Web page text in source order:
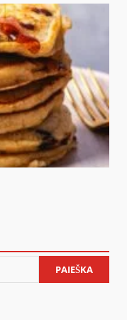
PAIEŠKA